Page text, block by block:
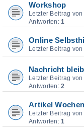
Workshop
Letzter Beitrag von
Antworten:1
Online
Letzter Beitrag von
Nachricht
Letzter Beitrag von
Antworten:2
Artikel
Letzter Beitrag von
Antworten:1